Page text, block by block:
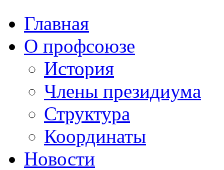
Главная
О профсоюзе
История
Члены президиума
Структура
Координаты
Новости